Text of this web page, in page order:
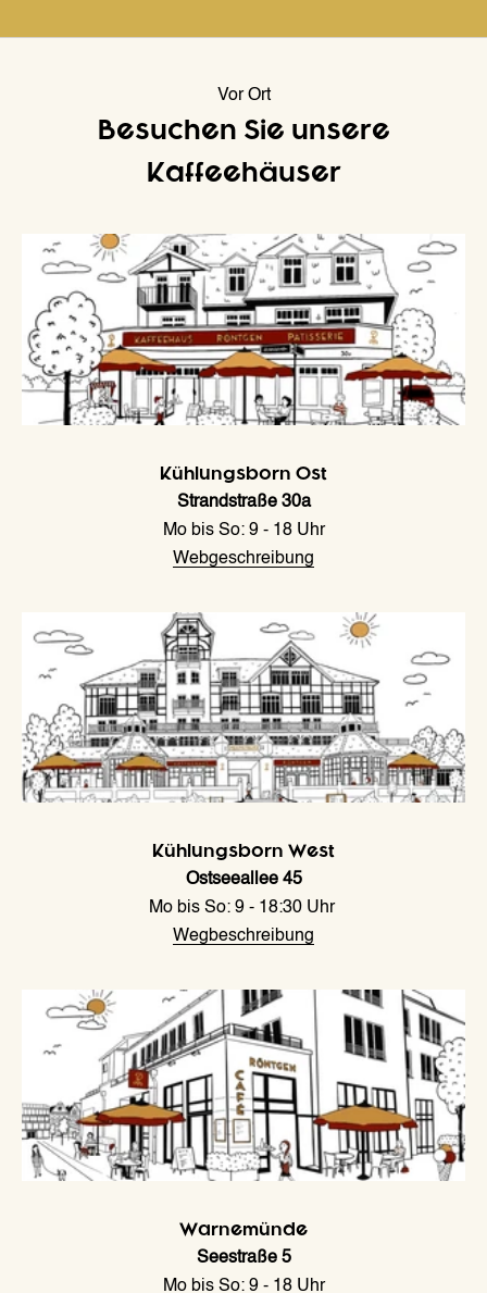
Vor Ort
Besuchen Sie unsere
Kaffeehäuser
Kühlungsborn Ost
Strandstraße 30a
Mo bis So: 9 - 18 Uhr
Webgeschreibung
Kühlungsborn West
Ostseeallee 45
Mo bis So: 9 - 18:30 Uhr
Wegbeschreibung
Warnemünde
Seestraße 5
Mo bis So: 9 - 18 Uhr